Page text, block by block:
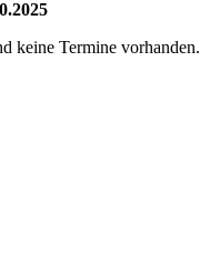
keine Termine vorhanden.